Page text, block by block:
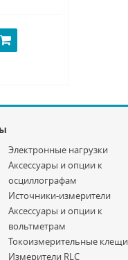
Электронные нагрузки
Аксессуары и опции к
осциллографам
Источники-измерители
Аксессуары и опции к
вольтметрам
Токоизмерительные клещи
Измерители RLC